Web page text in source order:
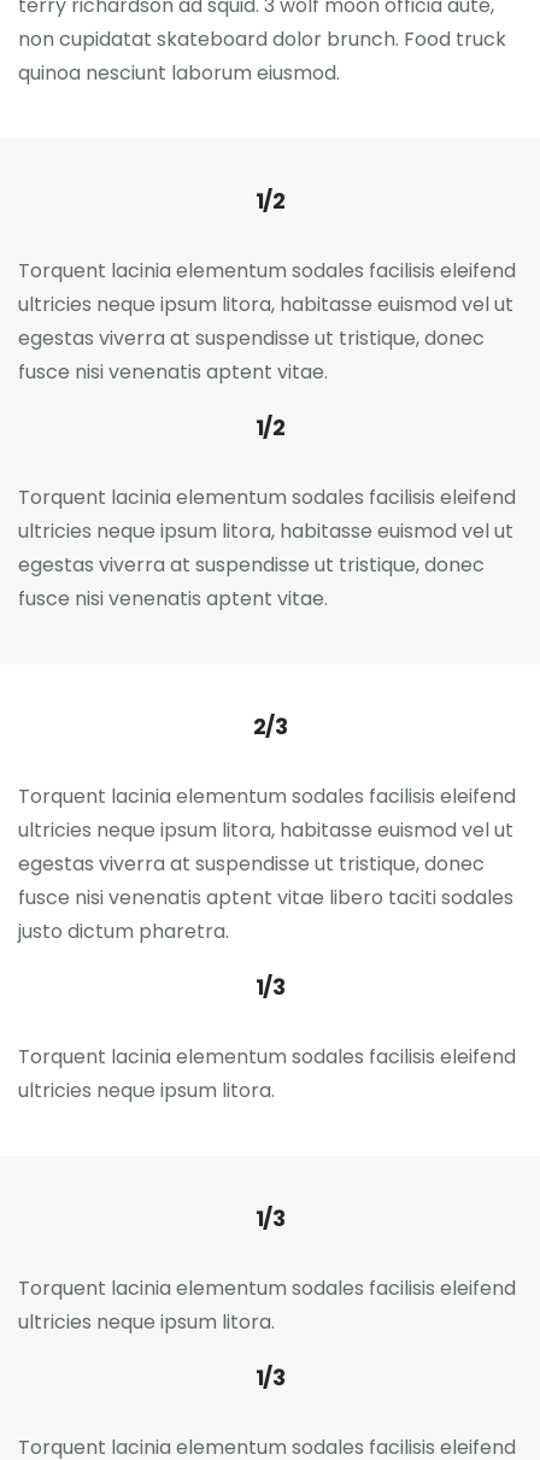
non cupidatat skateboard dolor brunch. Food truck
quinoa nesciunt laborum eiusmod.
1/2
Torquent lacinia elementum sodales facilisis eleifend
ultricies neque ipsum litora, habitasse euismod vel ut
egestas viverra at suspendisse ut tristique, donec
fusce nisi venenatis aptent vitae.
1/2
Torquent lacinia elementum sodales facilisis eleifend
ultricies neque ipsum litora, habitasse euismod vel ut
egestas viverra at suspendisse ut tristique, donec
fusce nisi venenatis aptent vitae.
2/3
Torquent lacinia elementum sodales facilisis eleifend
ultricies neque ipsum litora, habitasse euismod vel ut
egestas viverra at suspendisse ut tristique, donec
fusce nisi venenatis aptent vitae libero taciti sodales
justo dictum pharetra.
1/3
Torquent lacinia elementum sodales facilisis eleifend
ultricies neque ipsum litora.
1/3
Torquent lacinia elementum sodales facilisis eleifend
ultricies neque ipsum litora.
1/3
Torquent lacinia elementum sodales facilisis eleifend